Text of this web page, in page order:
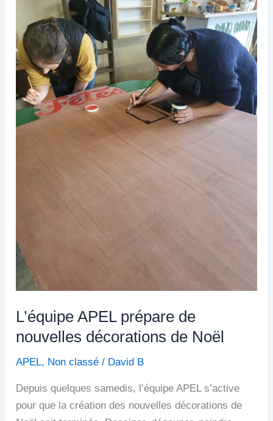
L’équipe APEL prépare de
nouvelles décorations de Noël
APEL, Non classé / David B
Depuis quelques samedis, l’équipe APEL s’active
pour que la création des nouvelles décorations de
de
nouvelles
décorations
Noël